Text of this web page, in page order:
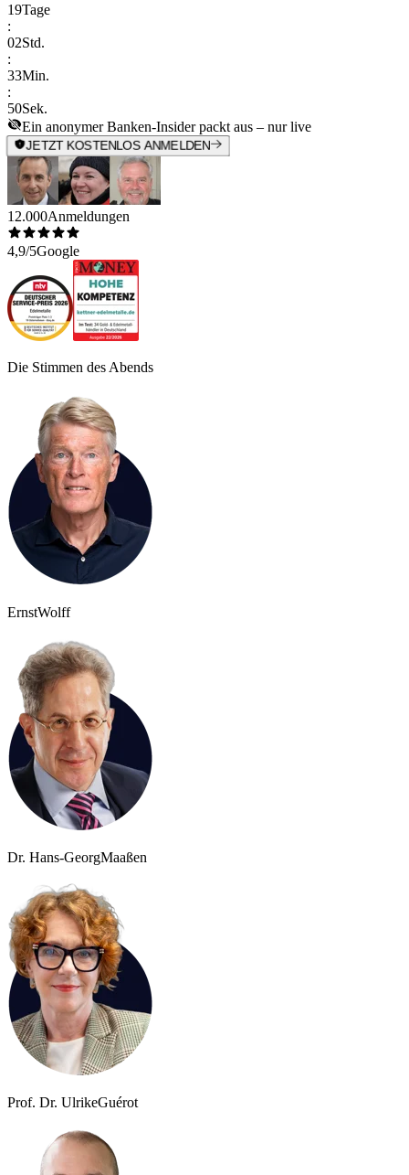
19Tage
:
02Std.
:
33Min.
:
50Sek.
Ein anonymer Banken-Insider packt aus – nur live
JETZT KOSTENLOS ANMELDEN
12.000Anmeldungen
4,9/5Google
Die Stimmen des Abends
ErnstWolff
Dr. Hans-GeorgMaaßen
Prof. Dr. UlrikeGuérot